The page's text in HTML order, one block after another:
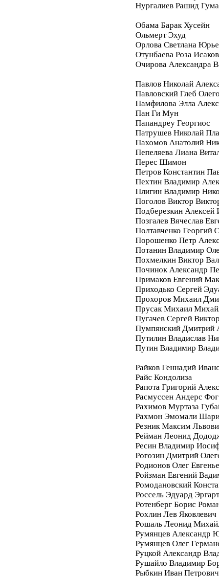
Нургалиев Рашид
Обама Барак Хусейн
Ольмерт Эхуд
Орлова Светлана
Отунбаева Роза
Очирова Александра
Павлов Николай
Павловский Глеб
Памфилова Элла
Пан Ги Мун
Папандреу Георгиос
Патрушев Николай
Пахомов Анатолий
Пепеляева Лиана
Перес Шимон
Петров Константин
Пехтин Владимир
Плигин Владимир
Поголов Виктор
Подберезкин Алексей
Позгалев Вячеслав
Полтавченко Георгий
Порошенко Петр
Потанин Владимир
Похмелкин Виктор
Починок Александр
Примаков Евгений
Приходько Сергей
Прохоров Михаил
Прусак Михаил
Пугачев Сергей
Пумпянский Дмитрий
Путилин Владислав
Путин Владимир
Райков Геннадий
Райс Кондолиза
Рапота Григорий
Расмуссен Андерс Фог
Рахимов Муртаза
Рахмон Эмомали
Резник Максим
Рейман Леонид
Ресин Владимир
Рогозин Дмитрий
Родионов Олег
Ройзман Евгений
Ромодановский
Россель Эдуард
Ротенберг Борис
Рохлин Лев Яковлевич
Рошаль Леонид
Румянцев Александр
Румянцев Олег
Руцкой Александр
Рушайло Владимир
Рыбкин Иван Петрович